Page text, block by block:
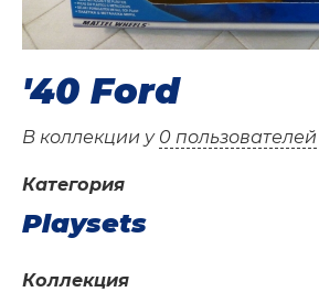
'40 Ford
В коллекции у 0 пользователей
Категория
Playsets
Коллекция